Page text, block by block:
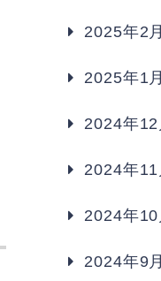
2025年2月
2025年1月
2024年12
2024年11
2024年10
2024年9月